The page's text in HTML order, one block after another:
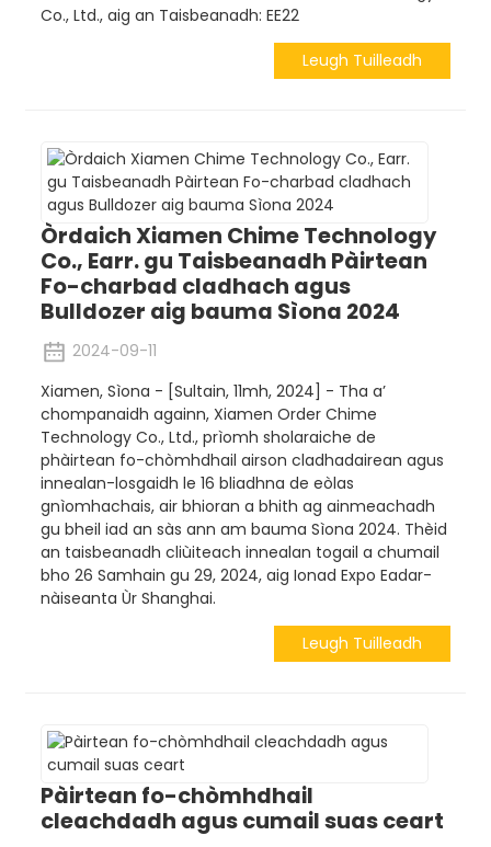
Co., Ltd., aig an Taisbeanadh: EE22
Leugh Tuilleadh
Òrdaich Xiamen Chime Technology
Co., Earr. gu Taisbeanadh Pàirtean
Fo-charbad cladhach agus
Bulldozer aig bauma Sìona 2024
2024-09-11
Xiamen, Sìona - [Sultain, 11mh, 2024] - Tha a’
chompanaidh againn, Xiamen Order Chime
Technology Co., Ltd., prìomh sholaraiche de
phàirtean fo-chòmhdhail airson cladhadairean agus
innealan-losgaidh le 16 bliadhna de eòlas
gnìomhachais, air bhioran a bhith ag ainmeachadh
gu bheil iad an sàs ann am bauma Sìona 2024. Thèid
an taisbeanadh cliùiteach innealan togail a chumail
bho 26 Samhain gu 29, 2024, aig Ionad Expo Eadar-
nàiseanta Ùr Shanghai.
Leugh Tuilleadh
Pàirtean fo-chòmhdhail
cleachdadh agus cumail suas ceart